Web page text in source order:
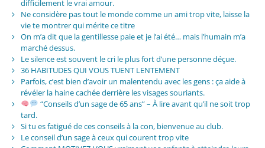
difficilement le vrai amour.
Ne considère pas tout le monde comme un ami trop vite, laisse la
vie te montrer qui mérite ce titre
On m’a dit que la gentillesse paie et je l’ai été… mais l’humain m’a
marché dessus.
Le silence est souvent le cri le plus fort d’une personne déçue.
36 HABITUDES QUI VOUS TUENT LENTEMENT
Parfois, c’est bien d’avoir un malentendu avec les gens : ça aide à
révéler la haine cachée derrière les visages souriants.
“Conseils d’un sage de 65 ans” – À lire avant qu’il ne soit trop
tard.
Si tu es fatigué de ces conseils à la con, bienvenue au club.
Le conseil d’un sage à ceux qui courent trop vite